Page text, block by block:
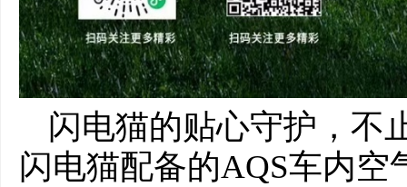
闪电猫的贴心守护，不
闪电猫配备的AQS车内